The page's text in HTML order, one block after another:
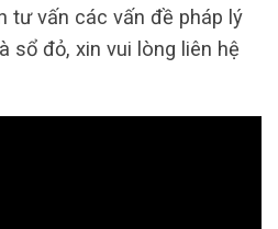
tư vấn các vấn đề pháp lý
sổ đỏ, xin vui lòng liên hệ